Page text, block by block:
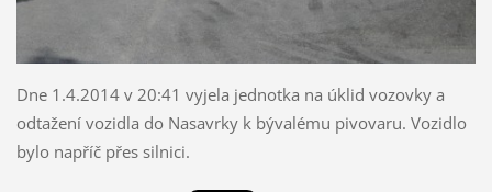
Dne 1.4.2014 v 20:41 vyjela jednotka na úklid vozovky a
odtažení vozidla do Nasavrky k bývalému pivovaru. Vozidlo
bylo napříč přes silnici.